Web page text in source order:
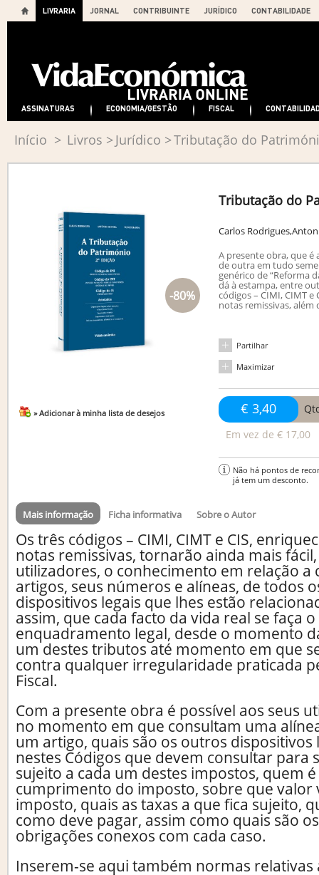
LIVRARIA JORNAL CONTRIBUINTE JURÍDICO CONTABILIDADE
ASSINATURAS ECONOMIA/GESTÃO FISCAL
Início > Livros >Jurídico >Tributação do
-80%
» Adicionar à minha lista de desejos
Tributação do
Carlos
A presente obra, que é
de outra em tudo
genérico de “Reforma
dá à estampa, entre
códigos – CIMI, CIMT
notas remissivas, além
Partilhar
Maximizar
€ 3,40
Em vez de € 17,00
Não há pontos de
já tem um desconto.
Mais informação Ficha informativa Sobre o Autor
Os três códigos – CIMI, CIMT e CIS,
notas remissivas, tornarão ainda mais
utilizadores, o conhecimento em relação a
artigos, seus números e alíneas, de todos
dispositivos legais que lhes estão
assim, que cada facto da vida real se faça o
enquadramento legal, desde o momento
um destes tributos até momento em que
contra qualquer irregularidade praticada
Fiscal.
Com a presente obra é possível aos seus
no momento em que consultam uma
um artigo, quais são os outros dispositivos
nestes Códigos que devem consultar para
sujeito a cada um destes impostos, quem
cumprimento do imposto, sobre que valor
imposto, quais as taxas a que fica sujeito,
como deve pagar, assim como quais são
obrigações conexos com cada caso.
Inserem-se aqui também normas relativas